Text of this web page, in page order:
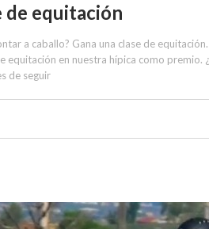
de equitación
a caballo? Gana una clase de
equitación en nuestra hípica como
de seguir